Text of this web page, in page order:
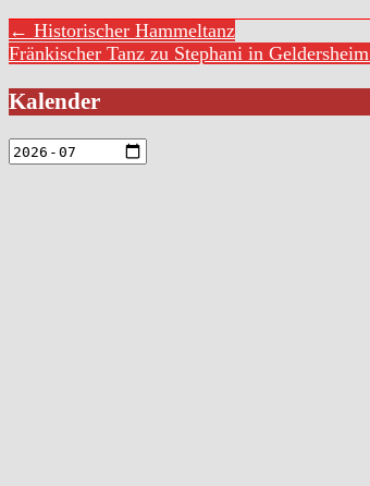
← Historischer Hammeltanz
Fränkischer Tanz zu Stephani in
Kalender